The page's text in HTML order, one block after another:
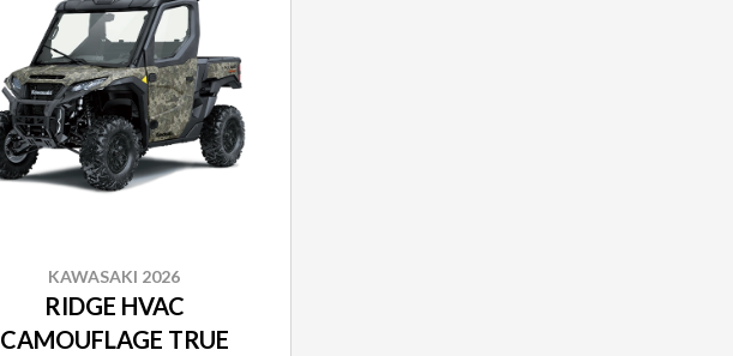
KAWASAKI 2026
RIDGE HVAC
CAMOUFLAGE TRUE